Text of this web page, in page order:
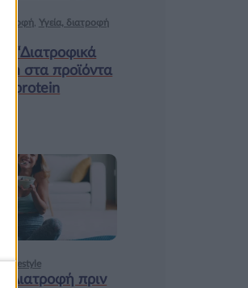
, Υγεία, διατροφή
“Διατροφικά
στα προϊόντα
protein
lifestyle
πριν